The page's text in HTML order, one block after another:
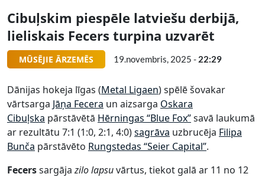
Cibuļskim piespēle latviešu derbijā,
lieliskais Fecers turpina uzvarēt
MŪSĒJIE ĀRZEMĒS 19.novembris, 2025 - 22:29
Dānijas hokeja līgas (Metal Ligaen) spēlē šovakar
vārtsarga Jāņa Fecera un aizsarga Oskara
Cibuļska pārstāvētā Hērningas “Blue Fox”savā laukumā
ar rezultātu 7:1 (1:0, 2:1, 4:0)sagrāva uzbrucēja Filipa
Bunča pārstāvēto Rungstedas “Seier Capital”.
Fecerssargājazilo lapsuvārtus, tiekot galā ar 11 no 12